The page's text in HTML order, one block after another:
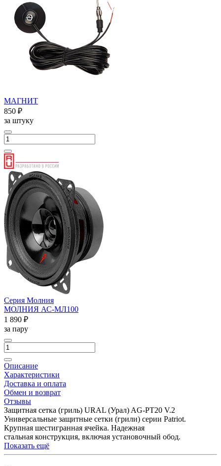
МАГНИТ
850 ₽
за штуку
Серия Молния
МОЛНИЯ АС-МЛ100
1 890 ₽
за пару
Описание
Характеристики
Доставка и оплата
Обмен и возврат
Отзывы
Защитная сетка (гриль) URAL (Урал) AG-PT20 V.2
Универсальные защитные сетки (грили) cерии Patriot.
Крупная шестигранная ячейка. Надежная
стальная конструкция, включая установочный обод.
Показать ещё